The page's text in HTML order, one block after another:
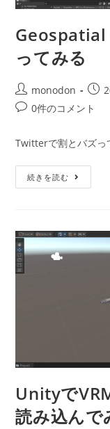
ってみる
投
稿
monodon
投
稿
日:
投
コ
メ
ン
ト:
0件のコメント
Twitterで割とバズっ
続きを読む
Creator
っ
て
み
Unityで
読み込んで